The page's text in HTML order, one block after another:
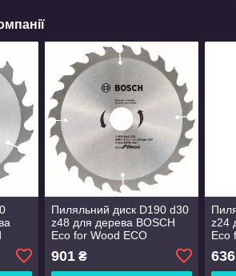
Пиляльний диск D190 d30
z48 для дерева BOSCH
Eco for Wood ECO
901₴
z24
Eco
636